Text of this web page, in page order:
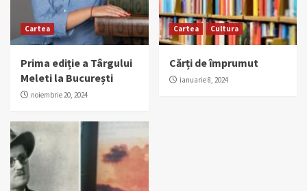
Cartea
Prima ediție a Târgului
Meleti la București
noiembrie 20, 2024
Cartea Cultura
Cărți de împrumut
ianuarie 8, 2024